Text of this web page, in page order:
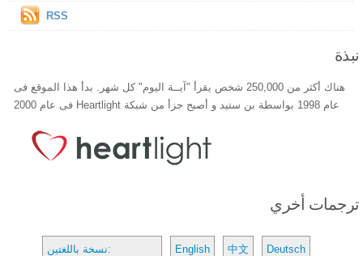
RSS
نبذة
هناك أكثر من 250,000 شخص يقرأ "آيــة اليوم" كل شهر. بدأ هذا الموقع فى
عام 1998 بواسطة بن ستيد و أصبح جزأ من شبكة Heartlight فى عام 2000
ترجمات أخري
نسخة باللغتين:
English 中文 Deutsch